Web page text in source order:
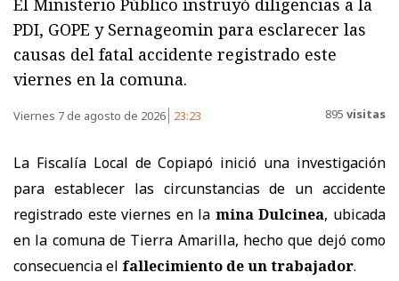
El Ministerio Público instruyó diligencias a la
PDI, GOPE y Sernageomin para esclarecer las
causas del fatal accidente registrado este
viernes en la comuna.
Viernes 7 de agosto de 2026 23:23 895 visitas
La Fiscalía Local de Copiapó inició una investigación
para establecer las circunstancias de un accidente
registrado este viernes en la mina Dulcinea, ubicada
en la comuna de Tierra Amarilla, hecho que dejó como
consecuencia el fallecimiento de un trabajador.